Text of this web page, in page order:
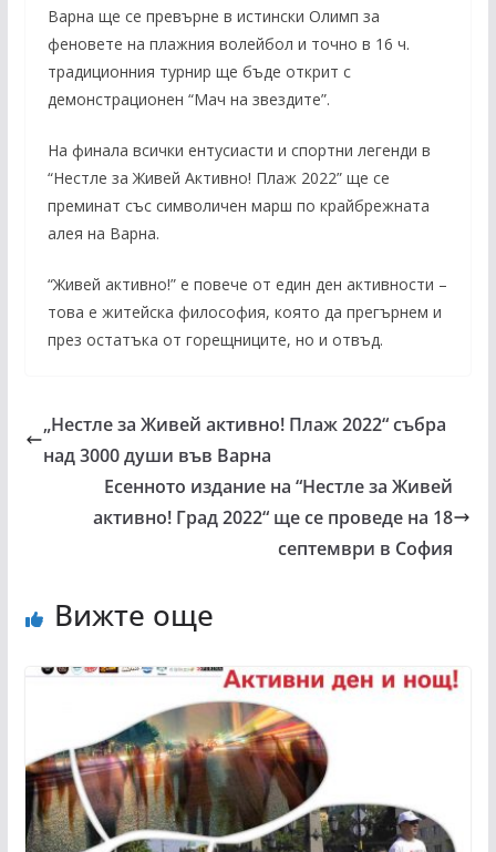
Варна ще се превърне в истински Олимп за
феновете на плажния волейбол и точно в 16 ч.
традиционния турнир ще бъде открит с
демонстрационен “Мач на звездите”.
На финала всички ентусиасти и спортни легенди в
“Нестле за Живей Активно! Плаж 2022” ще се
преминат със символичен марш по крайбрежната
алея на Варна.
“Живей активно!” е повече от един ден активности –
това е житейска философия, която да прегърнем и
през остатъка от горещниците, но и отвъд.
„Нестле за Живей активно! Плаж 2022“ събра
над 3000 души във Варна
Есенното издание на “Нестле за Живей
активно! Град 2022“ ще се проведе на 18
септември в София
Вижте още